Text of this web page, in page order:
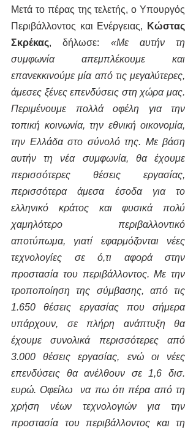
Μετά το πέρας της τελετής, ο Υπουργός
Περιβάλλοντος και Ενέργειας,
Κώστας
Σκρέκας, δήλωσε: «Με αυτήν τη
συμφωνία απεμπλέκουμε και
επανεκκινούμε μία από τις μεγαλύτερες,
άμεσες ξένες επενδύσεις στη χώρα μας.
Περιμένουμε πολλά οφέλη για την
τοπική κοινωνία, την εθνική οικονομία,
την Ελλάδα στο σύνολό της. Με βάση
αυτήν τη νέα συμφωνία, θα έχουμε
περισσότερες θέσεις εργασίας,
περισσότερα άμεσα έσοδα για το
ελληνικό κράτος και φυσικά πολύ
χαμηλότερο περιβαλλοντικό
αποτύπωμα, γιατί εφαρμόζονται νέες
τεχνολογίες σε ό,τι αφορά στην
προστασία του περιβάλλοντος. Με την
τροποποίηση της σύμβασης, από τις
1.650 θέσεις εργασίας που σήμερα
υπάρχουν, σε πλήρη ανάπτυξη θα
έχουμε συνολικά περισσότερες από
3.000 θέσεις εργασίας, ενώ οι νέες
επενδύσεις θα ανέλθουν σε 1,6 δισ.
ευρώ. Οφείλω  να πω ότι πέρα από τη
χρήση νέων τεχνολογιών για την
προστασία του περιβάλλοντος και τη